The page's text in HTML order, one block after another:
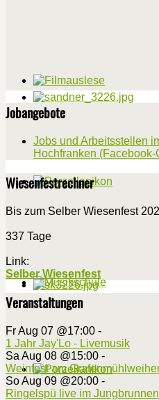
Jobangebote
Jobs und Arbeitsstellen
Hochfranken (Facebook-
Wiesenfestrechner
Bis zum Selber Wiesenfest
337 Tage
Link:
Selber Wiesenfest
Veranstaltungen
Fr Aug 07 @17:00 -
1 Jahr Jay'Lo - Livemusik
Sa Aug 08 @15:00 -
Weinfest am
So Aug 09 @20:00 -
Ringelspü live im Jungbrunnen